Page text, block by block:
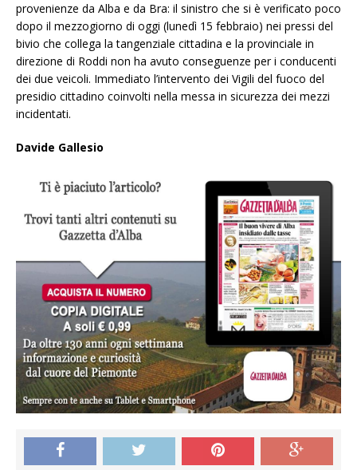
provenienze da Alba e da Bra: il sinistro che si è verificato poco
dopo il mezzogiorno di oggi (lunedì 15 febbraio) nei pressi del
bivio che collega la tangenziale cittadina e la provinciale in
direzione di Roddi non ha avuto conseguenze per i conducenti
dei due veicoli. Immediato l’intervento dei Vigili del fuoco del
presidio cittadino coinvolti nella messa in sicurezza dei mezzi
incidentati.
Davide Gallesio